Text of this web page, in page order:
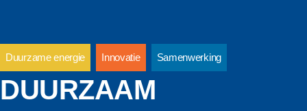
Duurzame energie Innovatie Samenwerking
DUURZAAM